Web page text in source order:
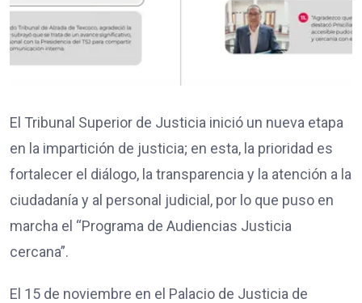
El Tribunal Superior de Justicia inició un nueva etapa
en la impartición de justicia; en esta, la prioridad es
fortalecer el diálogo, la transparencia y la atención a la
ciudadanía y al personal judicial, por lo que puso en
marcha el “Programa de Audiencias Justicia
cercana”.
El 15 de noviembre en el Palacio de Justicia de